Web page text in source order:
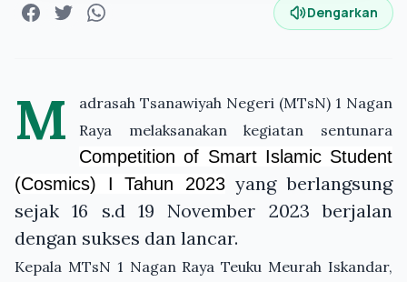
Dengarkan
M
adrasah Tsanawiyah Negeri (MTsN) 1 Nagan
Raya melaksanakan kegiatan sentunara
Competition of Smart Islamic Student
(Cosmics) I Tahun 2023yang berlangsung
sejak 16 s.d 19 November 2023 berjalan
dengan sukses dan lancar.
Kepala MTsN 1 Nagan Raya Teuku Meurah Iskandar,